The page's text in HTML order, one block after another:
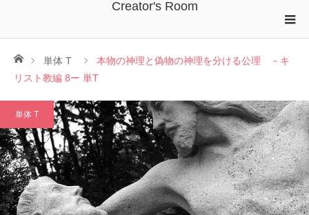
Creator's Room
ホーム単体 T
本物の神理と偽物の神理を分ける公理 －キ
リスト教編 8ー 単T
単体 T